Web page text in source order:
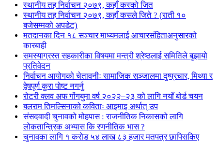
स्थानीय तह निर्वाचन २०७९, कहाँ कस्को जित
स्थानीय तह निर्वाचन २०७९, कहाँ कसले जिते ? (राती १०
बजेसम्मको अपडेट)
मतदानका दिन १८ सञ्चार माध्यमलाई आचारसंहिताअनुसारको
कारबाही
समस्याग्रस्त सहकारीका विषयमा मन्त्री श्रेष्ठलाई समितिले बुझायो
प्रतिवेदन
निर्वाचन आयोगको चेतावनीः सामाजिक सञ्जालमा दुष्प्रचार, मिथ्या र
द्वेषपूर्ण कुरा पोष्ट नगर्नु
रोटरी क्लव अफ गोंगबुमा वर्ष २०२२–२३ को लागि नयाँ बोर्ड चयन
बलराम तिमल्सिनाको कविताः आइमाइ अर्थात् उप
संसदवादी चुनावको मोहपास : राजनीतिक निकासको लागि
लोकतान्त्रिक अभ्यास कि रणनीतिक भास ?
चुनावका लागि १ करोड ५४ लाख ८३ हजार मतपत्र छापिसकिए